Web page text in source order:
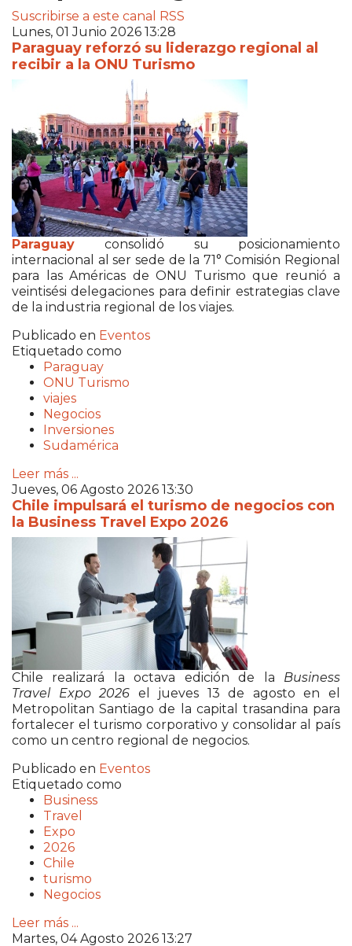
Suscribirse a este canal RSS
Lunes, 01 Junio 2026 13:28
Paraguay reforzó su liderazgo regional al
recibir a la ONU Turismo
Paraguay
consolidó su posicionamiento
internacional al ser sede de la 71° Comisión Regional
para las Américas de ONU Turismo que reunió a
veintisési delegaciones para definir estrategias clave
de la industria regional de los viajes.
Publicado en Eventos
Etiquetado como
Paraguay
ONU Turismo
viajes
Negocios
Inversiones
Sudamérica
Leer más ...
Jueves, 06 Agosto 2026 13:30
Chile impulsará el turismo de negocios con
la Business Travel Expo 2026
Chile realizará la octava edición de la Business
Travel Expo 2026 el jueves 13 de agosto en el
Metropolitan Santiago de la capital trasandina para
fortalecer el turismo corporativo y consolidar al país
como un centro regional de negocios.
Publicado en Eventos
Etiquetado como
Business
Travel
Expo
2026
Chile
turismo
Negocios
Leer más ...
Martes, 04 Agosto 2026 13:27